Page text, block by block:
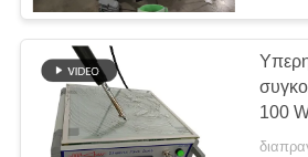
ΓΎΡΟΣ
ΕΡΓΟΣΤΑΣΊΩΝ
ΠΟΙΟΤΙΚΌΣ
Μετατροπέας
υπερηχητικής
100